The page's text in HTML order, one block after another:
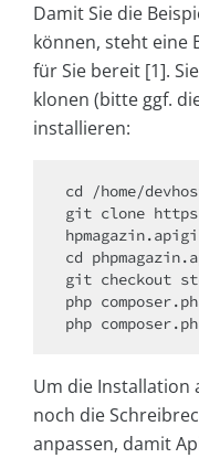
Damit Sie die
können, steht eine
für Sie bereit [1].
klonen (bitte ggf.
installieren:
cd /home/
git clone
cd
git checkout
php
php
Um die Installation
noch die
anpassen, damit